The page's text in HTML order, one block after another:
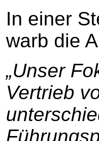
In einer
warb die
„Unser
Vertrieb